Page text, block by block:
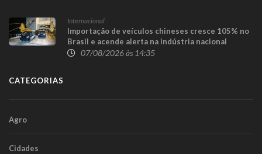
Internacional
Importação de veículos chineses cresce 105% no
Brasil e acende alerta na indústria nacional
07/08/2026 às 14:35
CATEGORIAS
Agro
Cidades